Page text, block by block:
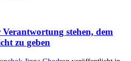
stehen, dem
zu geben